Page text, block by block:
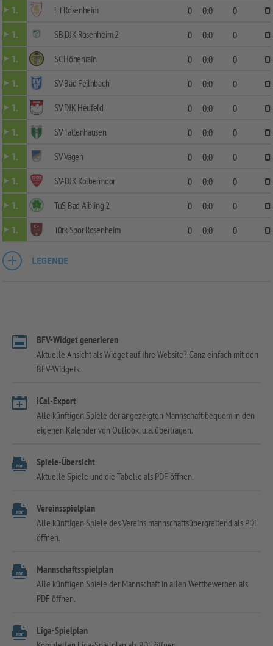
1.
FT Rosenheim 0 0:0 0
0
1.
SB DJK Rosenheim 2 0 0:0 0
0
1.
SC Höhenrain 0 0:0 0
0
1.
SV Bad Feilnbach 0 0:0 0
0
1.
SV DJK Heufeld 0 0:0 0
0
1.
SV Tattenhausen 0 0:0 0
0
1.
SV Vagen 0 0:0 0
0
1.
SV-DJK Kolbermoor 0 0:0 0
0
1.
TuS Bad Aibling 2 0 0:0 0
0
1.
Türk Spor Rosenheim 0 0:0 0 0
LEGENDE
BFV-Widget generieren
Aktuelle Ansicht als Widget auf Ihre Website? Ganz einfach mit den
BFV-Widgets.
iCal-Export
Alle künftigen Spiele der angezeigten Mannschaft bequem in den
eigenen Kalender von Outlook, u.a. übertragen.
Spiele-Übersicht
Aktuelle Spiele und die Tabelle als PDF öffnen.
Vereinsspielplan
Alle künftigen Spiele des Vereins mannschaftsübergreifend als PDF
öffnen.
Mannschaftsspielplan
Alle künftigen Spiele der Mannschaft in allen Wettbewerben als
PDF öffnen.
Liga-Spielplan